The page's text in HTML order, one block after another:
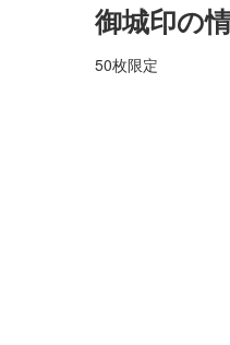
御城印の
50枚限定